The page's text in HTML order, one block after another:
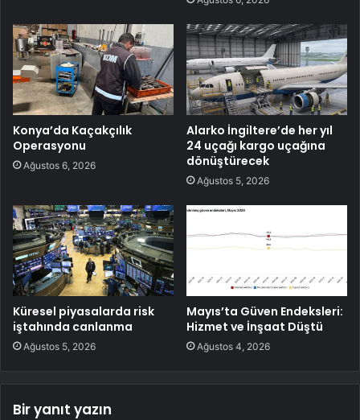
Konya’da Kaçakçılık
Operasyonu
Ağustos 6, 2026
Alarko İngiltere’de her yıl
24 uçağı kargo uçağına
dönüştürecek
Ağustos 5, 2026
Küresel piyasalarda risk
iştahında canlanma
Ağustos 5, 2026
Mayıs’ta Güven Endeksleri:
Hizmet ve İnşaat Düştü
Ağustos 4, 2026
Bir yanıt yazın